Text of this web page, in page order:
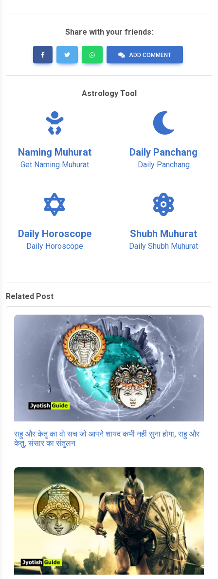
Share with your friends:
ADD COMMENT
Astrology Tool
Naming Muhurat
Get Naming Muhurat
Daily Panchang
Daily Panchang
Daily Horoscope
Daily Horoscope
Shubh Muhurat
Daily Shubh Muhurat
Related Post
राहु और केतु का वो सच जो आपने शायद कभी नही सुना होगा, राहु और
केतु, संसार का संतुलन